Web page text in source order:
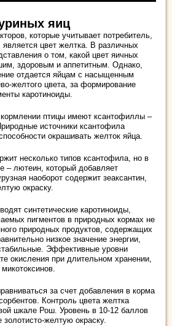
яиц
которые учитывает потребитель,
является цвет желтка. В различных
о том, какой цвет яичных
здоровым и аппетитным. Однако,
отдается яйцам с насыщенным
желтого цвета, за формирование
каротиноиды.
птицы имеют ксантофиллы –
источники ксантофила
окрашивать желток яйца.
несколько типов ксантофила, но в
– лютеин, который добавляет
наоборот содержит зеаксантин,
окраску.
синтетические каротиноиды,
пигментов в природных кормах не
природных продуктов, содержащих
низкое значение энергии,
Эффективные уровни
окисления при длительном хранении,
за счет добавления в корма
Контроль цвета желтка
шкале Рош. Уровень в 10-12 баллов
золотисто-желтую окраску.